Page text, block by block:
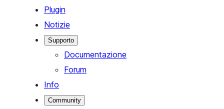
Plugin
Notizie
Supporto
Documentazione
Forum
Info
Community